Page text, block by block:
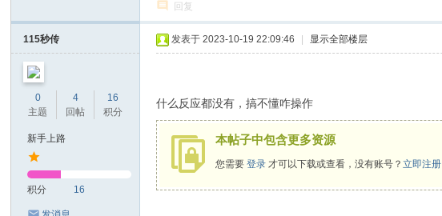
回复
115秒传
0
主题
4
回帖
16
积分
新手上路
积分 16
发表于 2023-10-19 22:09:46 显示全部楼层
什么反应都没有，搞不懂咋操作
本帖子中包含更多资源
您需要登录 才可以下载或查看，没有账号？立即注册